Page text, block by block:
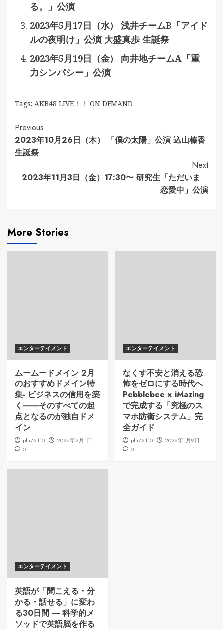
る。」公演
2023年5月17日（水） 浅井チームB「アイド
ルの夜明け」公演 大盛真歩 生誕祭
2023年5月19日（金） 向井地チームA「重
力シンパシー」公演
Tags: AKB48 LIVE！！ ON DEMAND
Continue
Reading
Previous
2023年10月26日（木） 「僕の太陽」公演 込山榛香
生誕祭
Next
2023年11月3日（金）17:30〜 研究生「ただいま
恋愛中」公演
More Stories
エンターテイメント
ムームードメイン 2月
のおすすめドメイン特
集- ビジネスの信用を築
く――そのすべての起
点となるのが独自ドメ
イン
phi72110
2026年2月1日
0
エンターテイメント
なくす不安と消える恐
怖をゼロにする時代へ
Pebblebee × iMazing
で完成する「究極のス
マホ防衛システム」完
全ガイド
phi72110
2026年1月9日
0
エンターテイメント
英語が「聞こえる・分
かる・話せる」に変わ
る30日間 ― 科学的メ
ソッドで英語脳を作る